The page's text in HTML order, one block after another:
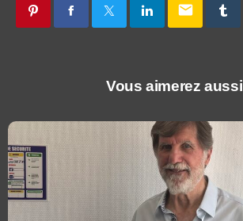
email
Vous aimerez aussi